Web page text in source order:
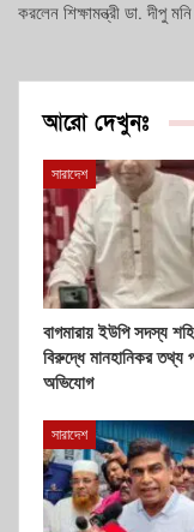
করলেন শিক্ষামন্ত্রী ডা. দীপু মনি
আরো দেখুনঃ
সারাদেশ
বাগমারায় ইউপি সদস্য
বিরুদ্ধে মানহানিকর তথ্য
অভিযোগ
সারাদেশ